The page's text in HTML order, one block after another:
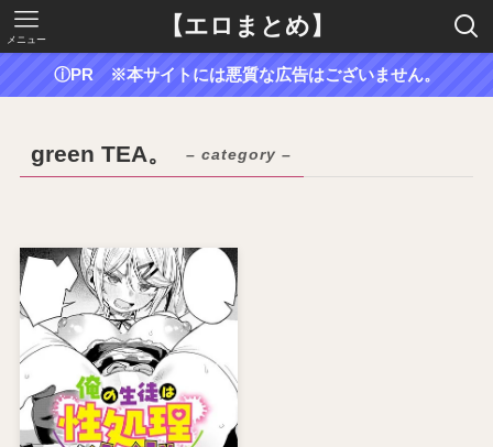
【エロまとめ】
メニュー
ⓘPR ※本サイトには悪質な広告はございません。
green TEA。 – category –